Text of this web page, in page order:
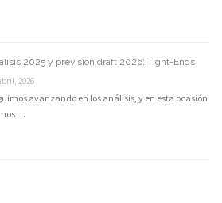
2025 y previsión draft 2026: Tight-Ends
2026
avanzando en los análisis, y en esta ocasión
…